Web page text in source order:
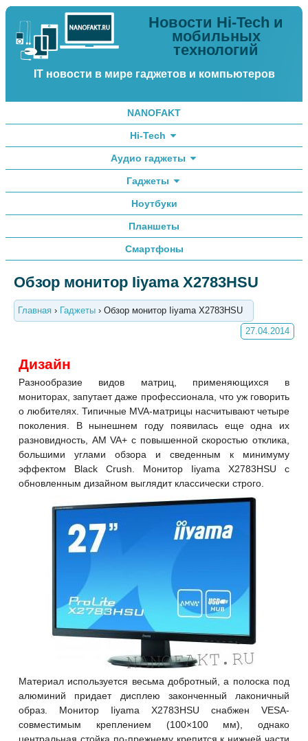
Новости Hi-Tech и
мобильных
технологий
IT новости в мире гаджетов и компьютеров
NANOFAKT
Hi-Tech
Аудио гаджеты
Гаджеты
Ноутбуки
Планшеты
Смартфоны
Обзор монитор Iiyama X2783HSU
Главная › Гаджеты › Обзор монитор Iiyama X2783HSU
27.04.2014
Дизайн
Разнообразие видов матриц, применяющихся в
мониторах, запутает даже профессионала, что уж говорить
о любителях. Типичные MVA-матрицы насчитывают четыре
поколения. В нынешнем году появилась еще одна их
разновидность, AM VA+ с повышенной скоростью отклика,
большими углами обзора и сведенным к минимуму
эффектом Black Crush. Монитор Iiyama X2783HSU с
обновленным дизайном выглядит классически строго.
Материал используется весьма добротный, а полоска под
алюминий придает дисплею законченный лаконичный
образ. Монитор Iiyama X2783HSU снабжен VESA-
совместимым креплением (100×100 мм), однако